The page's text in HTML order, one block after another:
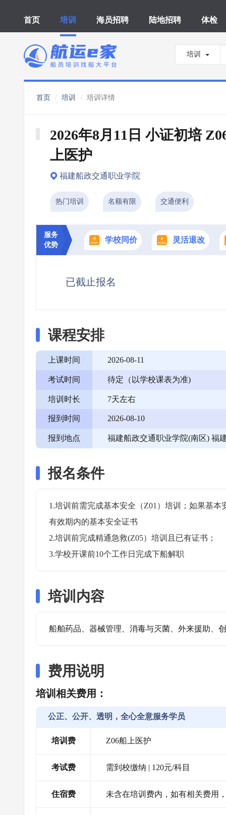
首页 培训 海员招聘 陆地招聘 体检
培训
首页 培训 培训详情
2026年8月11日 小证初培
上医护
福建船政交通职业学院
热门培训 名额有限 交通便利
服务
优势
学校同价 灵活退改
已截止报名
课程安排
上课时间 2026-08-11
考试时间 待定（以学校课表为准)
培训时长 7天左右
报到时间 2026-08-10
报到地点 福建船政交通职业学院(南区) 福
报名条件
1.培训前需完成基本安全（Z01）培训；如果基
有效期内的基本安全证书
2.培训前完成精通急救(Z05）培训且已有证书；
3.学校开课前10个工作日完成下船解职
培训内容
船舶药品、器械管理、消毒与灭菌、外来援助、
费用说明
培训相关费用：
公正、公开、透明，全心全意服务学员
培训费 Z06船上医护
考试费 需到校缴纳 | 120元/科目
住宿费 未含在培训费内，如有相关费用